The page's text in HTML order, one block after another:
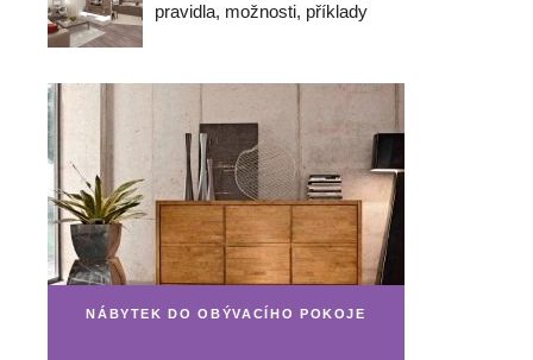
pravidla, možnosti, příklady
NÁBYTEK DO OBÝVACÍHO POKOJE